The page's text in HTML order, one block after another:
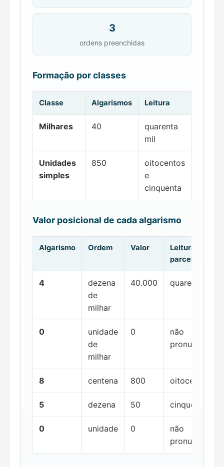
3
ordens preenchidas
Formação por classes
Classe Algarismos Leitura
Milhares 40
quarenta
mil
Unidades
simples
850
oitocentos
e
cinquenta
Valor posicional de cada algarismo
Algarismo Ordem Valor
Leitura da
parcela
4
dezena
de
milhar
40.000 quarenta mil
0
unidade
de
milhar
0
não
pronunciada
8 centena 800 oitocentos
5 dezena 50 cinquenta
0 unidade 0
não
pronunciada